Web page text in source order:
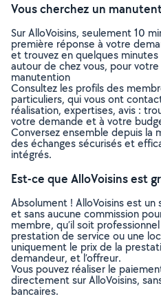
Vous cherchez un
Sur AlloVoisins, seulement 10
première réponse à votre
et trouvez en quelques
autour de chez vous, pour
manutention
Consultez les profils des
particuliers, qui vous ont
réalisation, expertises, avis :
votre demande et à votre
Conversez ensemble depuis la
des échanges sécurisés et
intégrés.
Est-ce que AlloVoisins est
Absolument ! AlloVoisins est
et sans aucune commission
membre, qu’il soit
prestation de service ou une
uniquement le prix de la
demandeur, et l’offreur.
Vous pouvez réaliser le
directement sur AlloVoisins,
bancaires.